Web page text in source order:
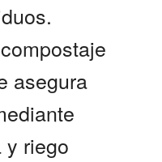
asegura
y riego